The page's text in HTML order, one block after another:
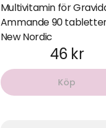
Multivitamin för
Ammande 90
New Nordic
46 kr
Köp